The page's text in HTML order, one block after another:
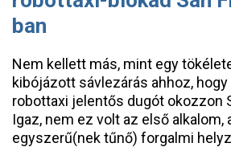
ban
Nem kellett más, mint egy
kibójázott sávlezárás ahhoz,
robottaxi jelentős dugót okozzon
Igaz, nem ez volt az első alkalom,
egyszerű(nek tűnő) forgalmi